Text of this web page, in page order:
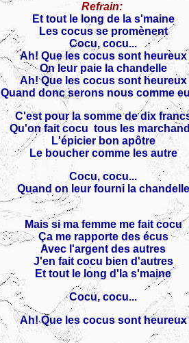
Refrain:
Et tout le long de la s'maine
Les cocus se promènent
Cocu, cocu...
Ah! Que les cocus sont heureux
On leur paie la chandelle
Ah! Que les cocus sont heureux
Quand donc serons nous comme
C'est pour la somme de dix
Qu'on fait cocu tous les
L'épicier bon apôtre
Le boucher comme les autre
Cocu, cocu...
Quand on leur fourni la chandelle
Mais si ma femme me fait cocu
Ça me rapporte des écus
Avec l'argent des autres
J'en fait cocu bien d'autres
Et tout le long d'la s'maine
Cocu, cocu...
Ah! Que les cocus sont heureux